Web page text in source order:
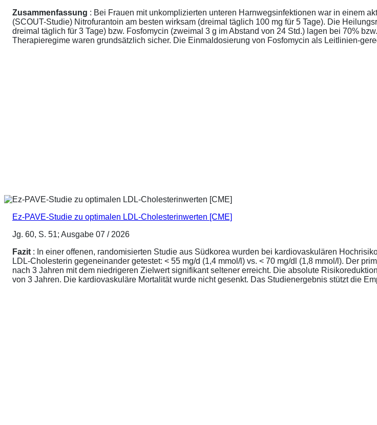
Zusammenfassung : Bei Frauen mit unkomplizierten unteren Harnwegsinfektionen war in einem
(SCOUT-Studie) Nitrofurantoin am besten wirksam (dreimal täglich 100 mg für 5 Tage). Die
dreimal täglich für 3 Tage) bzw. Fosfomycin (zweimal 3 g im Abstand von 24 Std.) lagen bei 70%
Therapieregime waren grundsätzlich sicher. Die Einmaldosierung von Fosfomycin als Leitlinien-
Ez-PAVE-Studie zu optimalen LDL-Cholesterinwerten [CME]
Jg. 60, S. 51; Ausgabe 07 / 2026
Fazit : In einer offenen, randomisierten Studie aus Südkorea wurden bei kardiovaskulären
LDL-Cholesterin gegeneinander getestet: < 55 mg/d (1,4 mmol/l) vs. < 70 mg/dl (1,8 mmol/l). Der
nach 3 Jahren mit dem niedrigeren Zielwert signifikant seltener erreicht. Die absolute
von 3 Jahren. Die kardiovaskuläre Mortalität wurde nicht gesenkt. Das Studienergebnis stützt die